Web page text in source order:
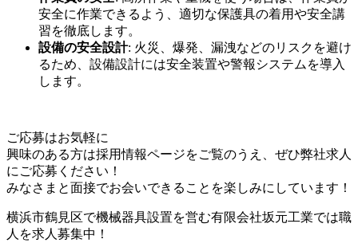
安全に作業できるよう、適切な保護具の着用や安全講
習を徹底します。
設備の安全設計: 火災、爆発、漏洩などのリスクを避け
るため、設備設計には安全装置や警報システムを導入
します。
ご応募はお気軽に
興味のある方は採用情報ページをご覧のうえ、ぜひ弊社求人
にご応募ください！
みなさまと面接でお会いできることを楽しみにしています！
横浜市鶴見区で機械器具設置を営む有限会社坂元工業では職
人を求人募集中！